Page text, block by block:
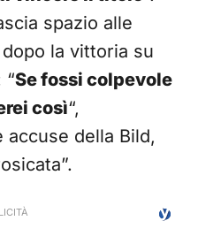
spazio alle
la vittoria su
“Se fossi colpevole
così“,
della Bild,